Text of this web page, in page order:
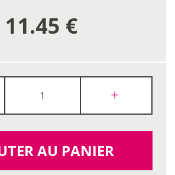
11.45 €
AU PANIER